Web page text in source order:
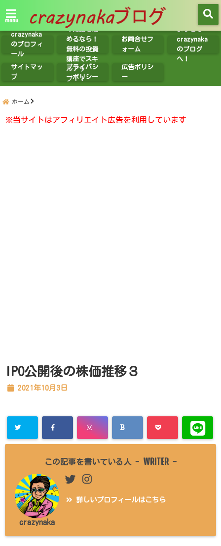
menu
crazynaka
のプロフィ
ール
紹介】投資
の知識を高
めるなら！
無料の投資
講座でスキ
ルアッ
プ！！
お問合せフ
ォーム
ようこそ
crazynaka
のブログ
へ！
サイトマッ
プ
プライバシ
ーポリシー
広告ポリシ
ー
ホーム
※当サイトはアフィリエイト広告を利用しています
IPO公開後の株価推移３
2021年10月3日
この記事を書いている人 - WRITER -
crazynaka
詳しいプロフィールはこちら